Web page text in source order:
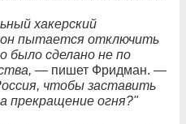
хакерский
он пытается отключить
было сделано не по
— пишет Фридман. —
чтобы заставить
прекращение огня?"